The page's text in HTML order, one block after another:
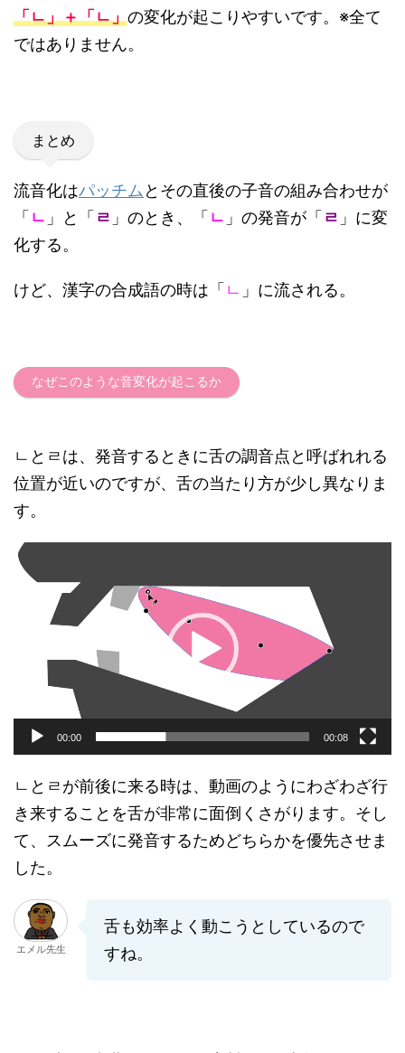
「ㄴ」＋「ㄴ」の変化が起こりやすいです。 ※全て
ではありません。
まとめ
流音化はパッチム とその直後の子音の組み合わせが
「 ㄴ 」と「 ㄹ 」のとき、「 ㄴ 」の発音が「 ㄹ 」に変
化する。
けど、漢字の合成語の時は「 ㄴ 」に流される。
なぜこのような音変化が起こるか
ㄴとㄹは、発音するときに舌の調音点と呼ばれれる
位置が近いのですが、舌の当たり方が少し異なりま
す。
動
画
00:00 00:08
ㄴとㄹが前後に来る時は、動画のようにわざわざ行
き来することを舌が非常に面倒くさがります。そし
て、スムーズに発音するためどちらかを優先させま
した。
エメル先生
舌も効率よく動こうとしているので
すね。